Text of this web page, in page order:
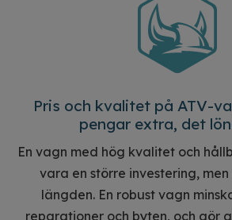
Pris och kvalitet på ATV-
pengar extra, det
En vagn med hög kvalitet och
vara en större investering,
längden. En robust vagn
reparationer och byten, och gör